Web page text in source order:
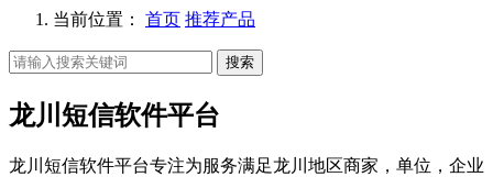
当前位置： 首页 推荐产品
搜索
龙川短信软件平台
龙川短信软件平台专注为服务满足龙川地区商家，单位，企业